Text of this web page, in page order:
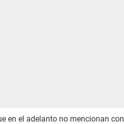
en el adelanto no mencionan